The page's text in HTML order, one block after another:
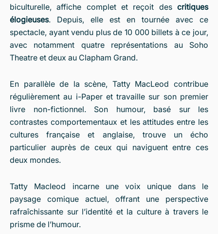
biculturelle, affiche complet et reçoit des critiques
élogieuses. Depuis, elle est en tournée avec ce
spectacle, ayant vendu plus de 10 000 billets à ce jour,
avec notamment quatre représentations au Soho
Theatre et deux au Clapham Grand.
En parallèle de la scène, Tatty MacLeod contribue
régulièrement au i-Paper et travaille sur son premier
livre non-fictionnel. Son humour, basé sur les
contrastes comportementaux et les attitudes entre les
cultures française et anglaise, trouve un écho
particulier auprès de ceux qui naviguent entre ces
deux mondes.
Tatty Macleod incarne une voix unique dans le
paysage comique actuel, offrant une perspective
rafraîchissante sur l’identité et la culture à travers le
prisme de l’humour.